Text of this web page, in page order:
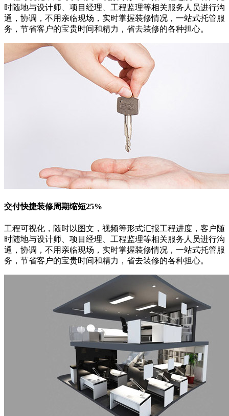
时随地与设计师、项目经理、工程监理等相关服务人员进行沟
通，协调，不用亲临现场，实时掌握装修情况，一站式托管服
务，节省客户的宝贵时间和精力，省去装修的各种担心。
交付快捷装修周期缩短25%
工程可视化，随时以图文，视频等形式汇报工程进度，客户随
时随地与设计师、项目经理、工程监理等相关服务人员进行沟
通，协调，不用亲临现场，实时掌握装修情况，一站式托管服
务，节省客户的宝贵时间和精力，省去装修的各种担心。